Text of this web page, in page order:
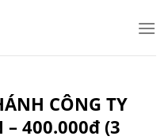
CÔNG TY
– 400.000đ (3